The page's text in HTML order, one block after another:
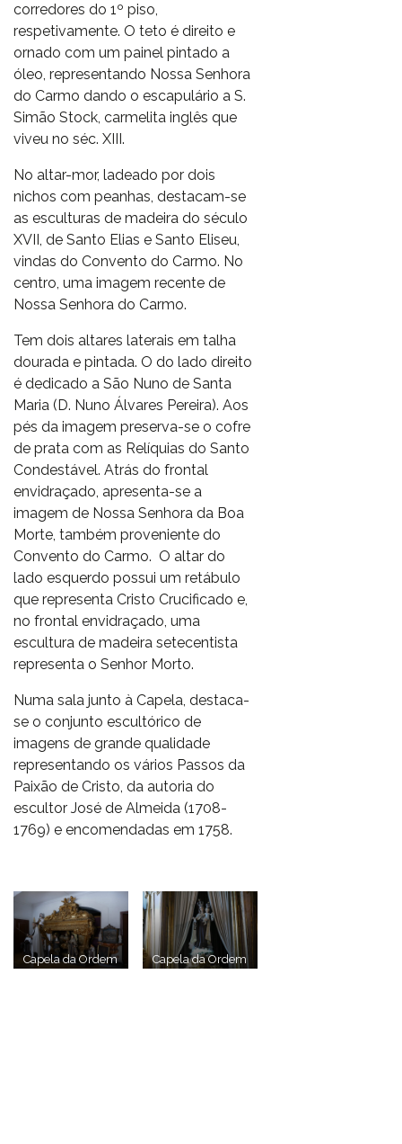
corredores do 1º piso,
respetivamente. O teto é direito e
ornado com um painel pintado a
óleo, representando Nossa Senhora
do Carmo dando o escapulário a S.
Simão Stock, carmelita inglês que
viveu no séc. XIII.
No altar-mor, ladeado por dois
nichos com peanhas, destacam-se
as esculturas de madeira do século
XVII, de Santo Elias e Santo Eliseu,
vindas do Convento do Carmo. No
centro, uma imagem recente de
Nossa Senhora do Carmo.
Tem dois altares laterais em talha
dourada e pintada. O do lado direito
é dedicado a São Nuno de Santa
Maria (D. Nuno Álvares Pereira). Aos
pés da imagem preserva-se o cofre
de prata com as Relíquias do Santo
Condestável. Atrás do frontal
envidraçado, apresenta-se a
imagem de Nossa Senhora da Boa
Morte, também proveniente do
Convento do Carmo. O altar do
lado esquerdo possui um retábulo
que representa Cristo Crucificado e,
no frontal envidraçado, uma
escultura de madeira setecentista
representa o Senhor Morto.
Numa sala junto à Capela, destaca-
se o conjunto escultórico de
imagens de grande qualidade
representando os vários Passos da
Paixão de Cristo, da autoria do
escultor José de Almeida (1708-
1769) e encomendadas em 1758.
Capela da Ordem
Capela da Ordem